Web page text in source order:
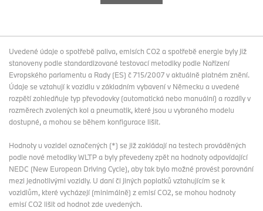
Uvedené údaje o spotřebě paliva, emisích CO2 a spotřebě energie byly již
stanoveny podle standardizované testovací metodiky podle Nařízení
Evropského parlamentu a Rady (ES) č 715/2007 v aktuálně platném znění.
Údaje se vztahují k vozidlu v základním vybavení v Německu a uvedené
rozpětí zohledňuje typ převodovky (automatická nebo manuální) a rozdíly v
rozměrech zvolených kol a pneumatik, které jsou u vybraného modelu
dostupné, a mohou se během konfigurace lišit.
Hodnoty u vozidel označených (*) se již zakládají na testech prováděných
podle nové metodiky WLTP a byly převedeny zpět na hodnoty odpovídající
NEDC (New European Driving Cycle), aby tak bylo možné provést porovnání
mezi jednotlivými vozidly. U daní či jiných poplatků vztahujícím se k
vozidlům, které vycházejí (minimálně) z emisí CO2, se mohou hodnoty
emisí CO2 lišit od hodnot zde uvedených.